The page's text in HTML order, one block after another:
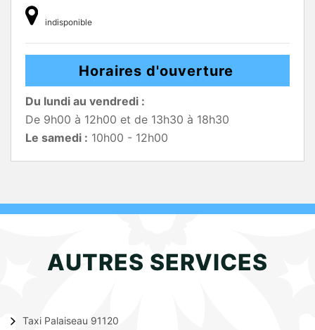
indisponible
Horaires d'ouverture
Du lundi au vendredi :
De 9h00 à 12h00 et de 13h30 à 18h30
Le samedi : 10h00 - 12h00
AUTRES SERVICES
Taxi Palaiseau 91120